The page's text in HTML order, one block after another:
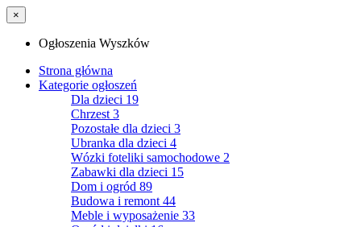
×
Ogłoszenia Wyszków
Strona główna
Kategorie ogłoszeń
Dla dzieci 19
Chrzest 3
Pozostałe dla dzieci 3
Ubranka dla dzieci 4
Wózki foteliki samochodowe 2
Zabawki dla dzieci 15
Dom i ogród 89
Budowa i remont 44
Meble i wyposażenie 33